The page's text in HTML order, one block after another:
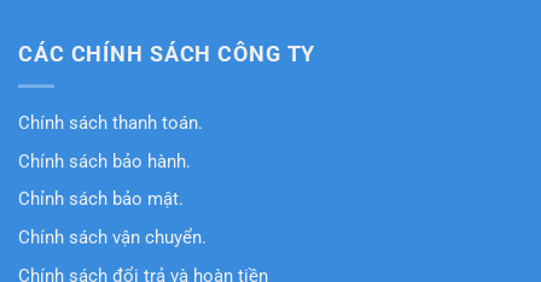
CÁC CHÍNH SÁCH CÔNG TY
Chính sách thanh toán.
Chính sách bảo hành.
Chỉnh sách bảo mật.
Chính sách vận chuyển.
Chính sách đổi trả và hoàn tiền